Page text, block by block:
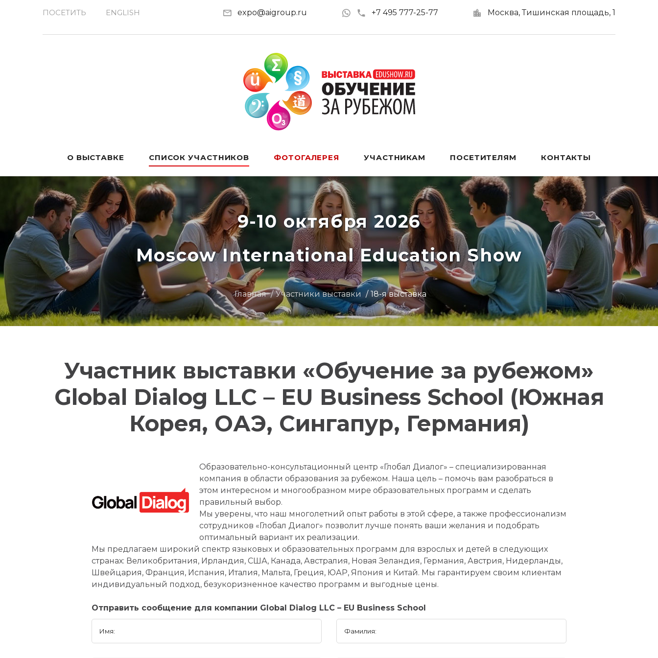
ПОСЕТИТЬ ENGLISH expo@aigroup.ru +7 495 777-25-77 Москва, Тишинская площадь, 1
О ВЫСТАВКЕ СПИСОК УЧАСТНИКОВ ФОТОГАЛЕРЕЯ УЧАСТНИКАМ ПОСЕТИТЕЛЯМ КОНТАКТЫ
9-10 октября 2026
Moscow International Education Show
Главная Участники выставки 18-я выставка
Участник выставки «Обучение за рубежом»
Global Dialog LLC – EU Business School (Южная
Корея, ОАЭ, Сингапур, Германия)
Образовательно-консультационный центр «Глобал Диалог» – специализированная
компания в области образования за рубежом. Наша цель – помочь вам разобраться в
этом интересном и многообразном мире образовательных программ и сделать
правильный выбор.
Мы уверены, что наш многолетний опыт работы в этой сфере, а также профессионализм
сотрудников «Глобал Диалог» позволит лучше понять ваши желания и подобрать
оптимальный вариант их реализации.
Мы предлагаем широкий спектр языковых и образовательных программ для взрослых и детей в следующих
странах: Великобритания, Ирландия, США, Канада, Австралия, Новая Зеландия, Германия, Австрия, Нидерланды,
Швейцария, Франция, Испания, Италия, Мальта, Греция, ЮАР, Япония и Китай. Мы гарантируем своим клиентам
индивидуальный подход, безукоризненное качество программ и выгодные цены.
Отправить сообщение для компании Global Dialog LLC – EU Business School
Имя: Фамилия: